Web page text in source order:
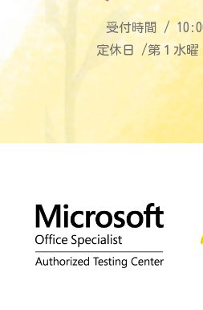
受付時間 /
定休日 /第１水曜